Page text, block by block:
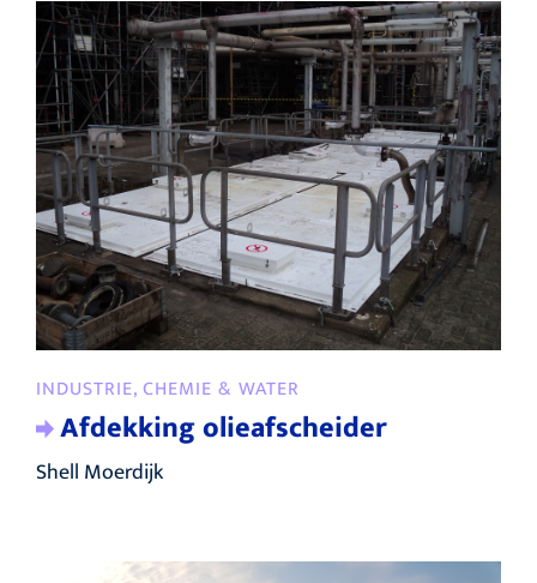
INDUSTRIE, CHEMIE & WATER
Afdekking olieafscheider
Shell Moerdijk